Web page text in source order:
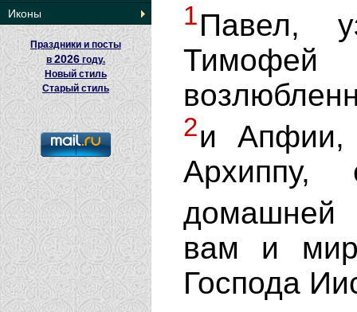
Иконы
Праздники и посты
в2026 году.
Новый стиль
Старый стиль
1Павел,
2и Апфии,
Архиппу,
вам и
Господа